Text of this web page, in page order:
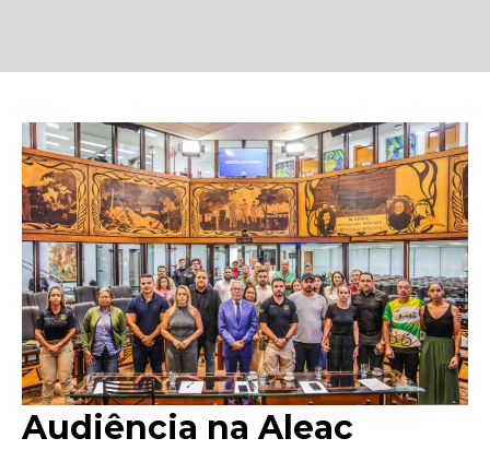
Audiência na Aleac